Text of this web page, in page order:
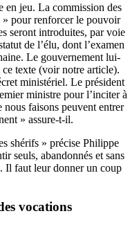
en jeu. La commission des
» pour renforcer le pouvoir
seront introduites, par voie
de l’élu, dont l’examen
Le gouvernement lui-
texte (voir notre article).
ministériel. Le président
ministre pour l’inciter à
faisons peuvent entrer
» assure-t-il.
shérifs » précise Philippe
seuls, abandonnés et sans
Il faut leur donner un coup
vocations